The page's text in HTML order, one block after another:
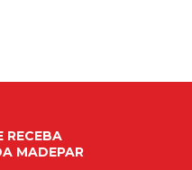
RECEBA
MADEPAR